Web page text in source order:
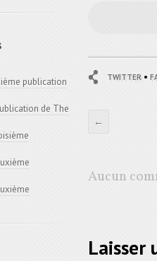
TWITTER•
←
Aucun
Laisser
publication
de The